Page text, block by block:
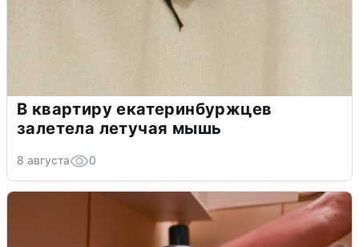
В квартиру екатеринбуржцев
залетела летучая мышь
8 августа 0